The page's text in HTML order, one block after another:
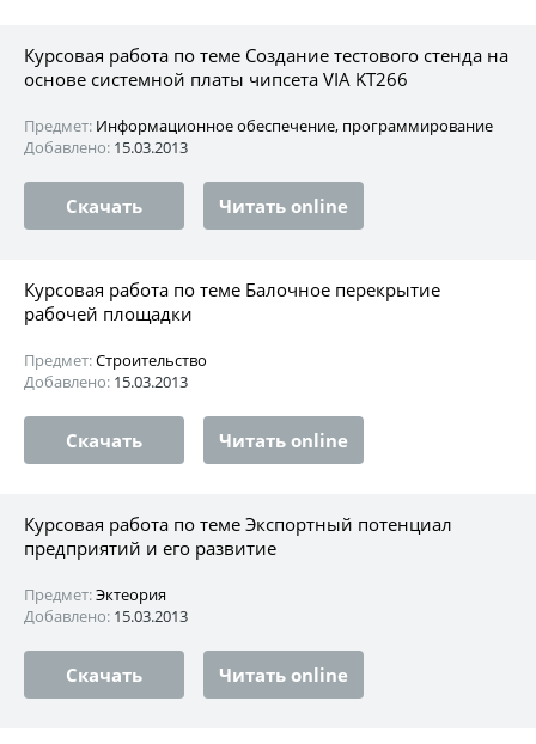
Курсовая работа по теме Создание тестового стенда на
основе системной платы чипсета VIA KT266
Предмет: Информационное обеспечение, программирование
Добавлено: 15.03.2013
Скачать Читать online
Курсовая работа по теме Балочное перекрытие
рабочей площадки
Предмет:Строительство
Добавлено: 15.03.2013
Скачать Читать online
Курсовая работа по теме Экспортный потенциал
предприятий и его развитие
Предмет:Эктеория
Добавлено: 15.03.2013
Скачать Читать online